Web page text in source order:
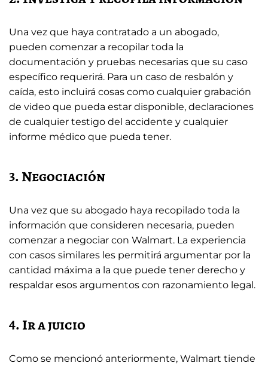
Una vez que haya contratado a un abogado,
pueden comenzar a recopilar toda la
documentación y pruebas necesarias que su caso
específico requerirá. Para un caso de resbalón y
caída, esto incluirá cosas como cualquier grabación
de video que pueda estar disponible, declaraciones
de cualquier testigo del accidente y cualquier
informe médico que pueda tener.
3. Negociación
Una vez que su abogado haya recopilado toda la
información que consideren necesaria, pueden
comenzar a negociar con Walmart. La experiencia
con casos similares les permitirá argumentar por la
cantidad máxima a la que puede tener derecho y
respaldar esos argumentos con razonamiento legal.
4. Ir a juicio
Como se mencionó anteriormente, Walmart tiende